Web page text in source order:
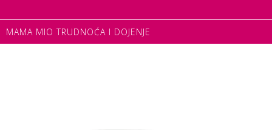
MAMA MIO TRUDNOĆA I DOJENJE